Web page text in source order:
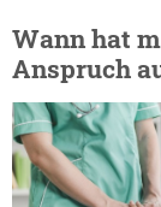
Wann hat
Anspruch